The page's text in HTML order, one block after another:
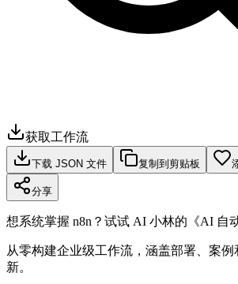
获取工作流
下载 JSON 文件 复制到剪贴板
分享
想系统掌握 n8n？试试 AI 小林的《AI 自
从零构建企业级工作流，涵盖部署、案
新。